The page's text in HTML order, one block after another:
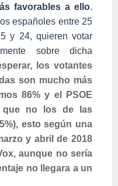
favorables a ello.
españoles entre 25
y 24, quieren votar
sobre dicha
los votantes
son mucho más
86% y el PSOE
que no los de las
esto según una
y abril de 2018
aunque no sería
no llegara a un